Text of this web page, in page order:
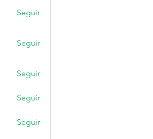
Seguir
Seguir
Seguir
Seguir
Seguir